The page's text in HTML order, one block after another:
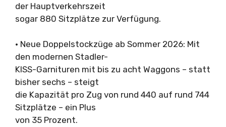
der Hauptverkehrszeit
sogar 880 Sitzplätze zur Verfügung.
· Neue Doppelstockzüge ab Sommer 2026: Mit
den modernen Stadler-
KISS-Garnituren mit bis zu acht Waggons – statt
bisher sechs – steigt
die Kapazität pro Zug von rund 440 auf rund 744
Sitzplätze – ein Plus
von 35 Prozent.